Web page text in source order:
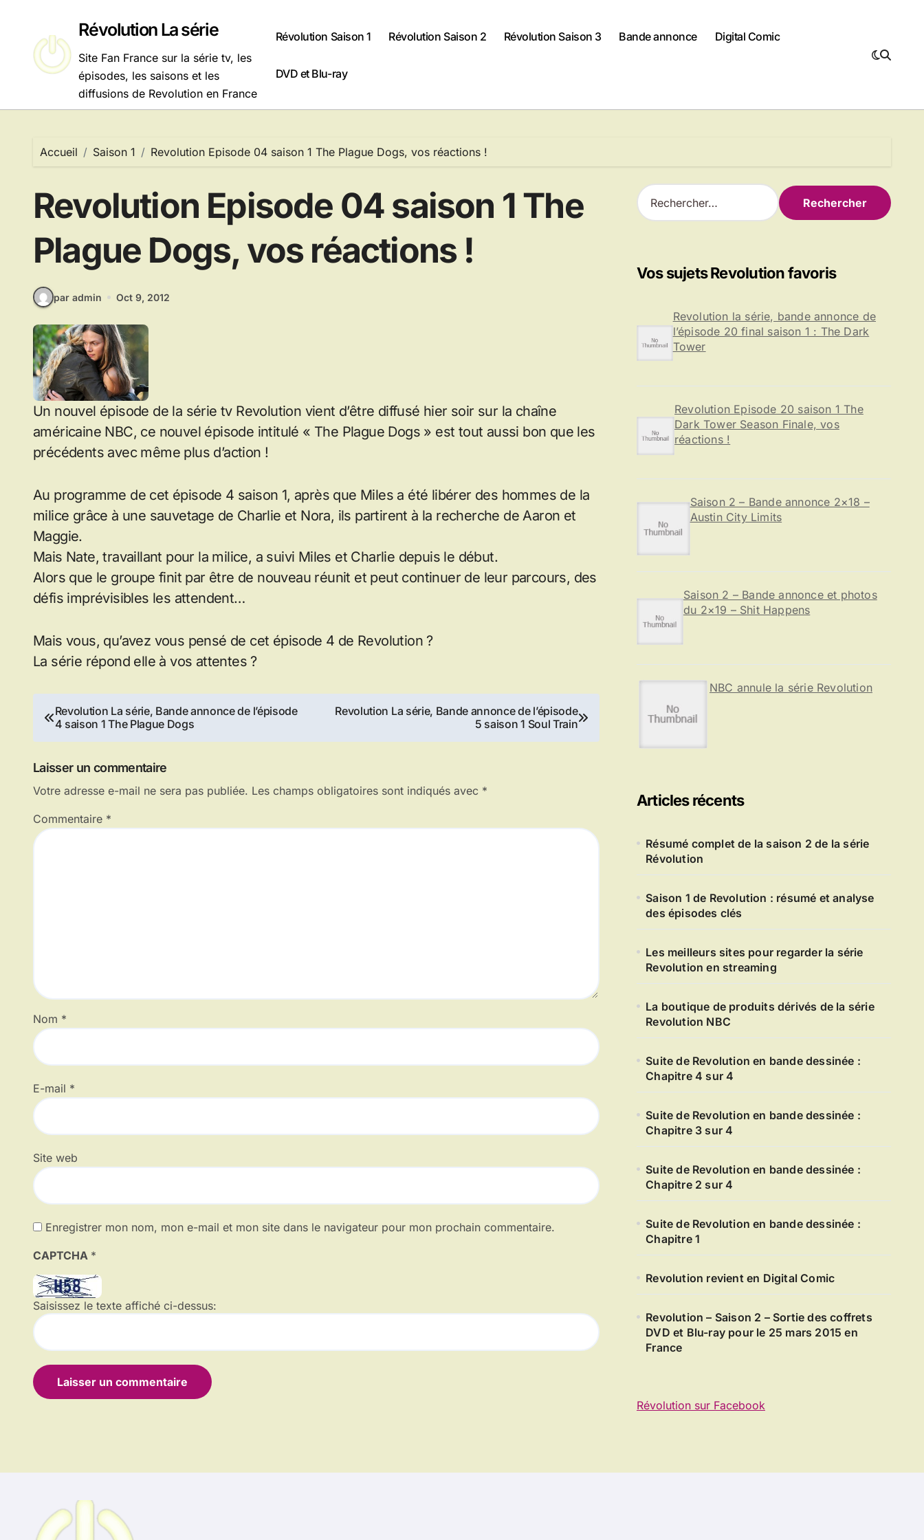
contenu
Révolution La série
Site Fan France sur la série tv, les
épisodes, les saisons et les
diffusions de Revolution en France
Révolution Saison 1 Révolution Saison 2 Révolution Saison 3 Bande annonce Digital Comic
DVD et Blu-ray
Accueil Saison 1 Revolution Episode 04 saison 1 The Plague Dogs, vos réactions !
Revolution Episode 04 saison 1 The
Plague Dogs, vos réactions !
par admin Oct 9, 2012
Un nouvel épisode de la série tv Revolution vient d’être diffusé hier soir sur la chaîne
américaine NBC, ce nouvel épisode intitulé « The Plague Dogs » est tout aussi bon que les
précédents avec même plus d’action !
Au programme de cet épisode 4 saison 1, après que Miles a été libérer des hommes de la
milice grâce à une sauvetage de Charlie et Nora, ils partirent à la recherche de Aaron et
Maggie.
Mais Nate, travaillant pour la milice, a suivi Miles et Charlie depuis le début.
Alors que le groupe finit par être de nouveau réunit et peut continuer de leur parcours, des
défis imprévisibles les attendent…
Mais vous, qu’avez vous pensé de cet épisode 4 de Revolution ?
La série répond elle à vos attentes ?
Navigation
de
l’article
Revolution La série, Bande annonce de l’épisode
4 saison 1 The Plague Dogs
Revolution La série, Bande annonce de l’épisode
5 saison 1 Soul Train
Laisser un commentaire
Votre adresse e-mail ne sera pas publiée. Les champs obligatoires sont indiqués avec *
Commentaire *
Nom *
E-mail *
Site web
Enregistrer mon nom, mon e-mail et mon site dans le navigateur pour mon prochain commentaire.
CAPTCHA *
Saisissez le texte affiché ci-dessus:
R
e
r
c
r
Vos sujets Revolution favoris
Revolution la série, bande annonce de
l’épisode 20 final saison 1 : The Dark
Tower
Revolution Episode 20 saison 1 The
Dark Tower Season Finale, vos
réactions !
Saison 2 – Bande annonce 2×18 –
Austin City Limits
Saison 2 – Bande annonce et photos
du 2×19 – Shit Happens
NBC annule la série Revolution
Articles récents
Résumé complet de la saison 2 de la série
Révolution
Saison 1 de Revolution : résumé et analyse
des épisodes clés
Les meilleurs sites pour regarder la série
Revolution en streaming
La boutique de produits dérivés de la série
Revolution NBC
Suite de Revolution en bande dessinée :
Chapitre 4 sur 4
Suite de Revolution en bande dessinée :
Chapitre 3 sur 4
Suite de Revolution en bande dessinée :
Chapitre 2 sur 4
Suite de Revolution en bande dessinée :
Chapitre 1
Revolution revient en Digital Comic
Revolution – Saison 2 – Sortie des coffrets
DVD et Blu-ray pour le 25 mars 2015 en
France
Révolution sur Facebook